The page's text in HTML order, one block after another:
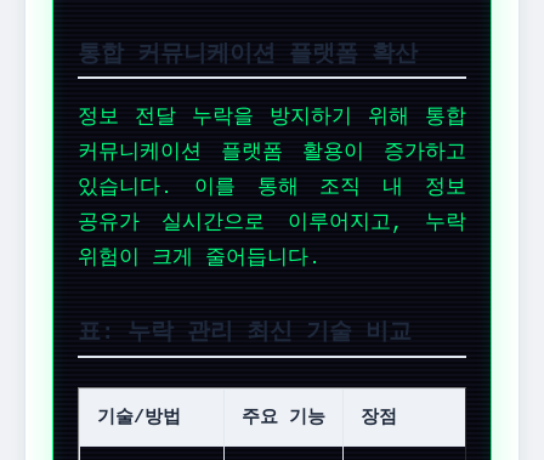
통합 커뮤니케이션 플랫폼 확산
정보 전달 누락을 방지하기 위해 통합
커뮤니케이션 플랫폼 활용이 증가하고
있습니다. 이를 통해 조직 내 정보
공유가 실시간으로 이루어지고, 누락
위험이 크게 줄어듭니다.
표: 누락 관리 최신 기술 비교
기술/방법 주요 기능 장점